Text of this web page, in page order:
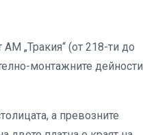
„Тракия“ (от 218-ти до
монтажните дейности
а превозните